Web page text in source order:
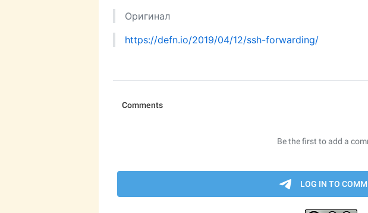
Оригинал
https://defn.io/2019/04/12/ssh-forwarding/